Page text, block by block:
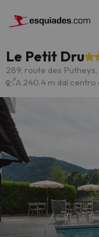
Le Petit Dru
289, route des Putheys,
A 240.4 m dal centro